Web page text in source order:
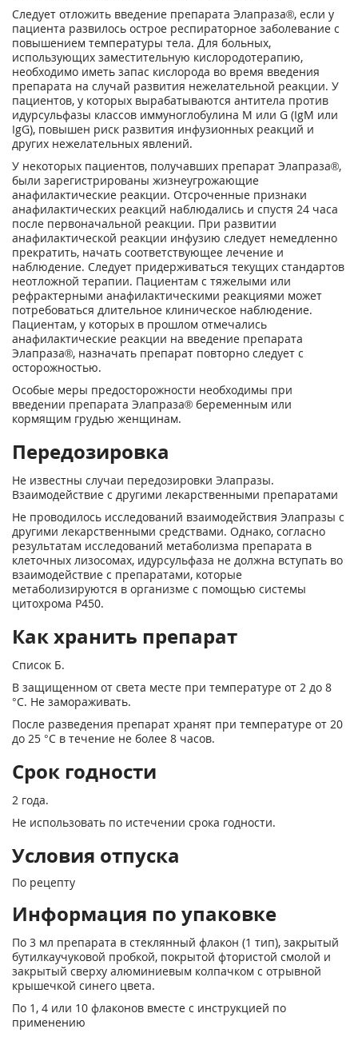
Следует отложить введение препарата Элапраза®, если у
пациента развилось острое респираторное заболевание с
повышением температуры тела. Для больных,
использующих заместительную кислородотерапию,
необходимо иметь запас кислорода во время введения
препарата на случай развития нежелательной реакции. У
пациентов, у которых вырабатываются антитела против
идурсульфазы классов иммуноглобулина М или G (IgM или
IgG), повышен риск развития инфузионных реакций и
других нежелательных явлений.
У некоторых пациентов, получавших препарат Элапраза®,
были зарегистрированы жизнеугрожающие
анафилактические реакции. Отсроченные признаки
анафилактических реакций наблюдались и спустя 24 часа
после первоначальной реакции. При развитии
анафилактической реакции инфузию следует немедленно
прекратить, начать соответствующее лечение и
наблюдение. Следует придерживаться текущих стандартов
неотложной терапии. Пациентам с тяжелыми или
рефрактерными анафилактическими реакциями может
потребоваться длительное клиническое наблюдение.
Пациентам, у которых в прошлом отмечались
анафилактические реакции на введение препарата
Элапраза®, назначать препарат повторно следует с
осторожностью.
Особые меры предосторожности необходимы при
введении препарата Элапраза® беременным или
кормящим грудью женщинам.
Передозировка
Не известны случаи передозировки Элапразы.
Взаимодействие с другими лекарственными препаратами
Не проводилось исследований взаимодействия Элапразы с
другими лекарственными средствами. Однако, согласно
результатам исследований метаболизма препарата в
клеточных лизосомах, идурсульфаза не должна вступать во
взаимодействие с препаратами, которые
метаболизируются в организме с помощью системы
цитохрома Р450.
Как хранить препарат
Список Б.
В защищенном от света месте при температуре от 2 до 8
°С. Не замораживать.
После разведения препарат хранят при температуре от 20
до 25 °С в течение не более 8 часов.
Срок годности
2 года.
Не использовать по истечении срока годности.
Условия отпуска
По рецепту
Информация по упаковке
По 3 мл препарата в стеклянный флакон (1 тип), закрытый
бутилкаучуковой пробкой, покрытой фтористой смолой и
закрытый сверху алюминиевым колпачком с отрывной
крышечкой синего цвета.
По 1, 4 или 10 флаконов вместе с инструкцией по
применению